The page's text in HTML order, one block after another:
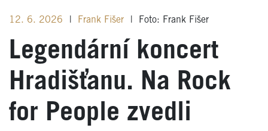
12. 6. 2026 Frank Fišer Foto: Frank Fišer
Legendární koncert
Hradišťanu. Na Rock
for People zvedli